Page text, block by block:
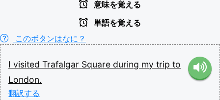
意味を覚える
単語を覚える
このボタンはなに？
I visited Trafalgar Square during my trip to
London.
翻訳する